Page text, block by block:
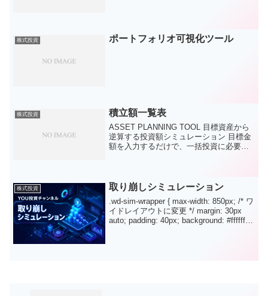
株式投資 ポートフォリオ可視化ツール
株式投資 積立額一覧表
ASSET PLANNING TOOL 目標資産から
逆算する投資額シミュレーション 目標金
額を入力するだけで、一括投資に必要な
株式投資 取り崩しシミュレーション
.wd-sim-wrapper { max-width: 850px; /* ワ
イドレイアウトに変更 */ margin: 30px
auto; padding: 40px; background: #ffffff;